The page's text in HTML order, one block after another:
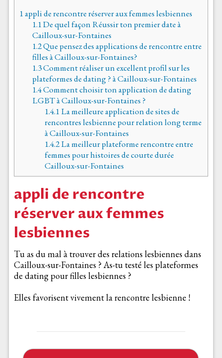
1appli de rencontre réserver aux femmes lesbiennes
1.1De quel façon Réussir ton premier date à
Cailloux-sur-Fontaines
1.2Que pensez des applications de rencontre entre
filles à Cailloux-sur-Fontaines?
1.3Comment réaliser un excellent profil sur les
plateformes de dating ? à Cailloux-sur-Fontaines
1.4Comment choisir ton application de dating
LGBT à Cailloux-sur-Fontaines ?
1.4.1 La meilleure application de sites de
rencontres lesbienne pour relation long terme
à Cailloux-sur-Fontaines
1.4.2La meilleur plateforme rencontre entre
femmes pour histoires de courte durée
Cailloux-sur-Fontaines
appli de rencontre
réserver aux femmes
lesbiennes
Tu as du mal à trouver des relations lesbiennes dans
Cailloux-sur-Fontaines ? As-tu testé les plateformes
de dating pour filles lesbiennes ?
Elles favorisent vivement la rencontre lesbienne !